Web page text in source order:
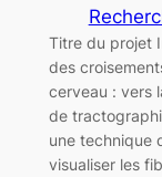
Titre du projet
des
cerveau : vers
de
une technique
visualiser les